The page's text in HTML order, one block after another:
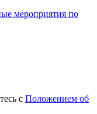
мероприятия по
с Положением об